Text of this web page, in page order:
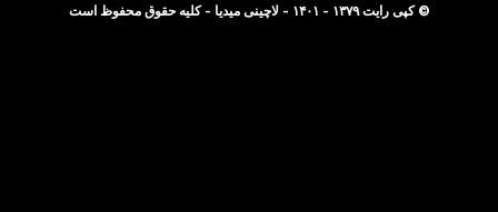
© کپی رایت ۱۳۷۹ - ۱۴۰۱ - لاچینی میدیا - کلیه حقوق محفوظ است